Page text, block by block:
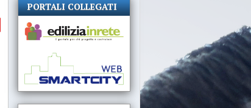
PORTALI COLLEGATI